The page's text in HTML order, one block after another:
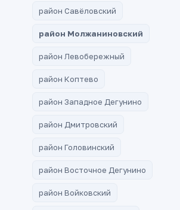
район Савёловский
район Молжаниновский
район Левобережный
район Коптево
район Западное Дегунино
район Дмитровский
район Головинский
район Восточное Дегунино
район Войковский